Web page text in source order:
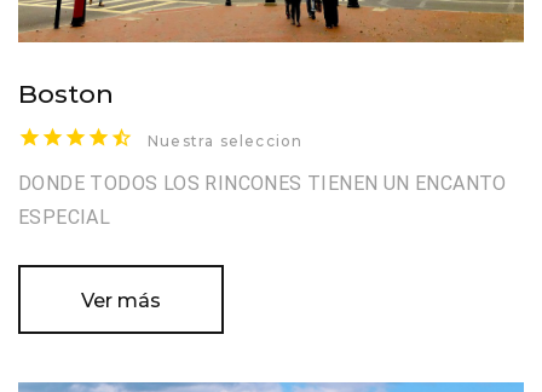
Boston
Nuestra seleccion
DONDE TODOS LOS RINCONES TIENEN UN ENCANTO
ESPECIAL
Ver más